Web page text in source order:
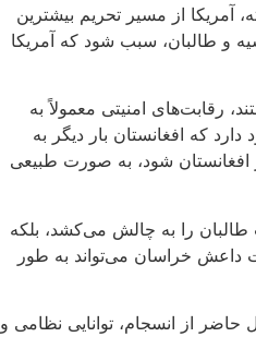
آمریکا از مسیر تحریم بیشترین
و طالبان، سبب شود که آمریکا
رقابت‌های امنیتی معمولاً به
که افغانستان بار دیگر به
افغانستان شود، به صورت طبیعی
را به چالش می‌کشد، بلکه
داعش خراسان می‌تواند به طور
از انسجام، توانایی نظامی و